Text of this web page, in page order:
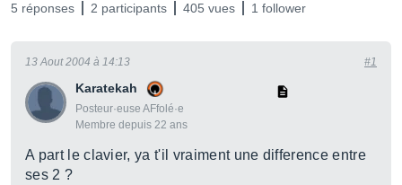
5 réponses 2 participants 405 vues 1 follower
Karatekah
Posteur·euse AFfolé·e
Membre depuis 22 ans
13 Aout 2004 à 14:13 #1
A part le clavier, ya t'il vraiment une difference entre
ses 2 ?